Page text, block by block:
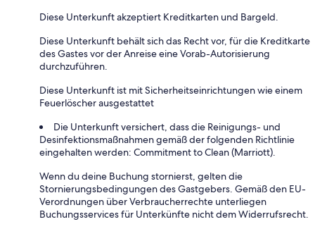
Diese Unterkunft akzeptiert Kreditkarten und Bargeld.
Diese Unterkunft behält sich das Recht vor, für die Kreditkarte
des Gastes vor der Anreise eine Vorab-Autorisierung
durchzuführen.
Diese Unterkunft ist mit Sicherheitseinrichtungen wie einem
Feuerlöscher ausgestattet
Die Unterkunft versichert, dass die Reinigungs- und
Desinfektionsmaßnahmen gemäß der folgenden Richtlinie
eingehalten werden: Commitment to Clean (Marriott).
Wenn du deine Buchung stornierst, gelten die
Stornierungsbedingungen des Gastgebers. Gemäß den EU-
Verordnungen über Verbraucherrechte unterliegen
Buchungsservices für Unterkünfte nicht dem Widerrufsrecht.